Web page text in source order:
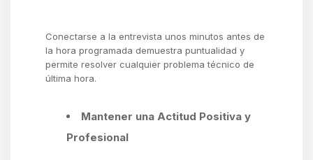
Conectarse a la entrevista unos minutos antes de
la hora programada demuestra puntualidad y
permite resolver cualquier problema técnico de
última hora.
Mantener una Actitud Positiva y
Profesional